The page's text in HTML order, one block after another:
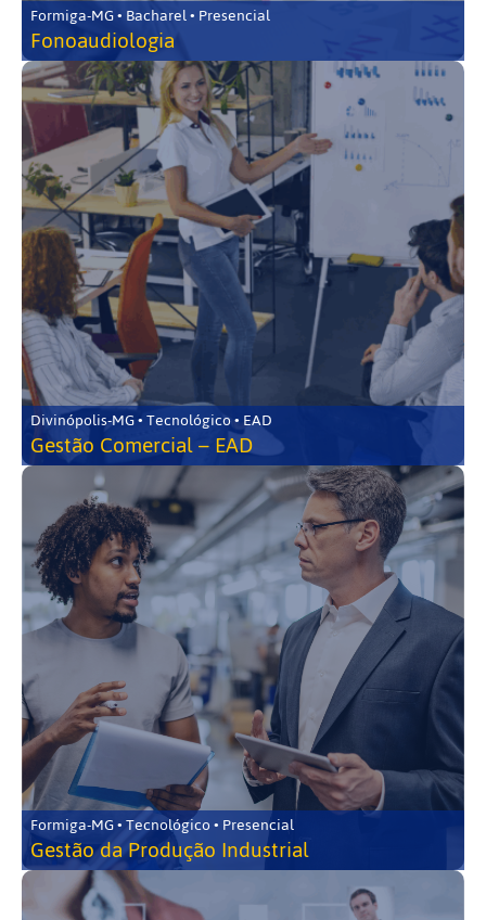
Formiga-MG • Bacharel • Presencial
Fonoaudiologia
Divinópolis-MG • Tecnológico • EAD
Gestão Comercial – EAD
Formiga-MG • Tecnológico • Presencial
Gestão da Produção Industrial